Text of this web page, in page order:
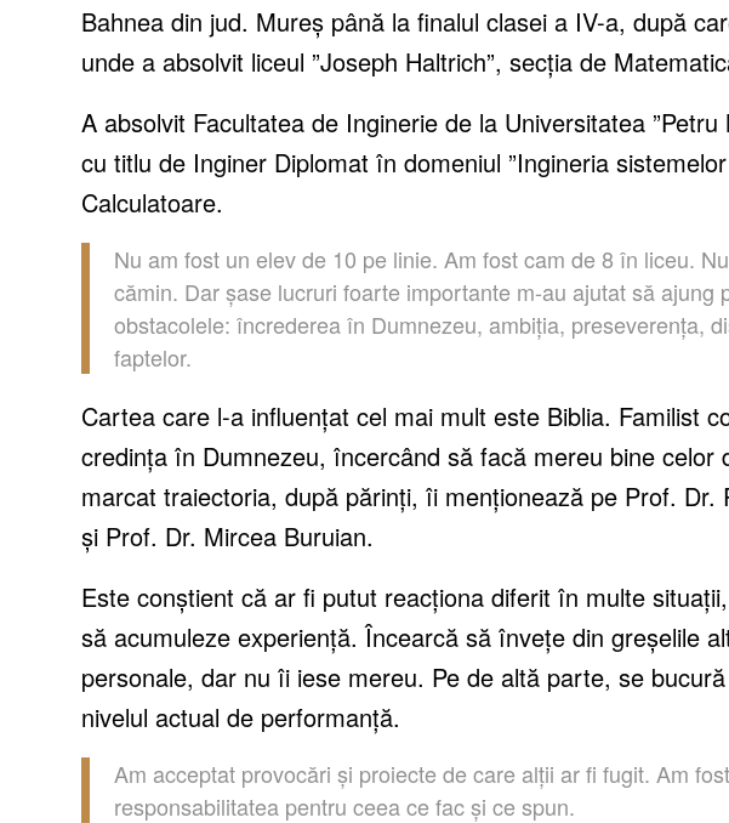
Bahnea din jud. Mureș până la finalul clasei a IV-a, după
unde a absolvit liceul ”Joseph Haltrich”, secția de
A absolvit Facultatea de Inginerie de la Universitatea ”Petru
cu titlu de Inginer Diplomat în domeniul ”Ingineria
Calculatoare.
Nu am fost un elev de 10 pe linie. Am fost cam de 8 în liceu.
cămin. Dar șase lucruri foarte importante m-au ajutat să ajung
obstacolele: încrederea în Dumnezeu, ambiția, preseverența,
faptelor.
Cartea care l-a influențat cel mai mult este Biblia. Familist
credința în Dumnezeu, încercând să facă mereu bine celor
marcat traiectoria, după părinți, îi menționează pe Prof. Dr.
și Prof. Dr. Mircea Buruian.
Este conștient că ar fi putut reacționa diferit în multe
să acumuleze experiență. Încearcă să învețe din greșelile
personale, dar nu îi iese mereu. Pe de altă parte, se
nivelul actual de performanță.
Am acceptat provocări și proiecte de care alții ar fi fugit. Am
responsabilitatea pentru ceea ce fac și ce spun.